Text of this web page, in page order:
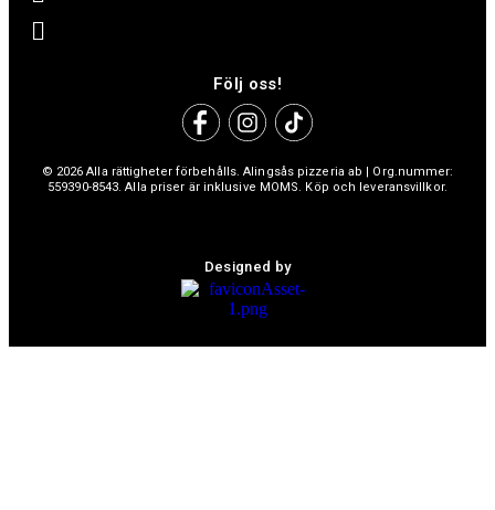
Följ oss!
© 2026 Alla rättigheter förbehålls. Alingsås pizzeria ab | Org.nummer:
559390-8543. Alla priser är inklusive MOMS. Köp och leveransvillkor.
Designed by